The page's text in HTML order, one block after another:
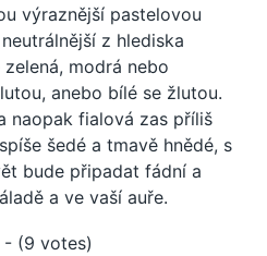
výraznější pastelovou
z hlediska
modrá nebo
anebo bílé se žlutou.
naopak fialová zas příliš
šedé a tmavě hnědé, s
bude připadat fádní a
a ve vaší auře.
- (9 votes)